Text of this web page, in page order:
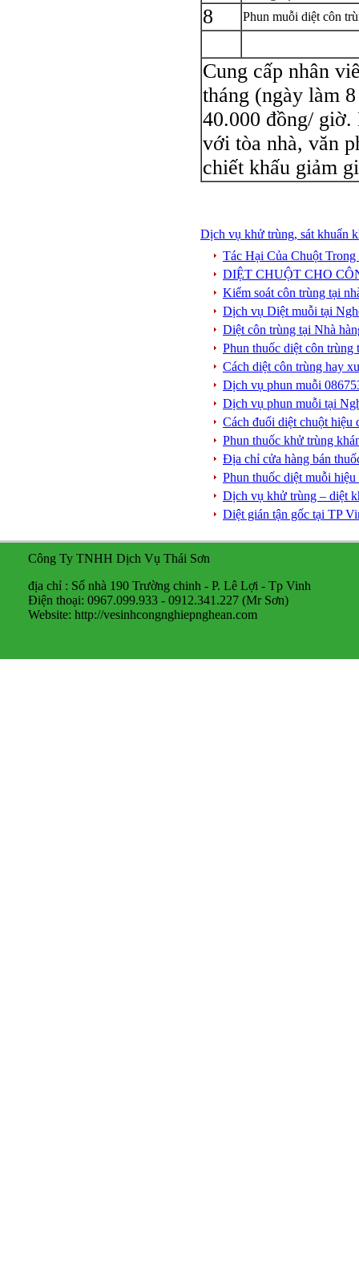
8 Phun muỗi diệt côn
Cung cấp nhân
tháng (ngày làm
40.000 đồng/
với tòa nhà, văn
chiết khấu giảm
Dịch vụ khử trùng, sát khuẩn
Tác Hại Của Chuột
DIỆT CHUỘT CHO
Kiểm soát côn trùng tại
Dịch vụ Diệt muỗi tại
Diệt côn trùng tại Nhà
Phun thuốc diệt côn trùng
Cách diệt côn trùng hay
Dịch vụ phun muỗi
Dịch vụ phun muỗi tại
Cách đuổi diệt chuột hiệu
Phun thuốc khử trùng
Địa chỉ cửa hàng bán
Phun thuốc diệt muỗi
Dịch vụ khử trùng – diệt
Diệt gián tận gốc tại TP
Công Ty TNHH Dịch Vụ Thái Sơn
địa chỉ : Số nhà 190 Trường chinh - P. Lê Lợi - Tp Vinh
Điện thoại: 0967.099.933 - 0912.341.227 (Mr Sơn)
Website: http://vesinhcongnghiepnghean.com